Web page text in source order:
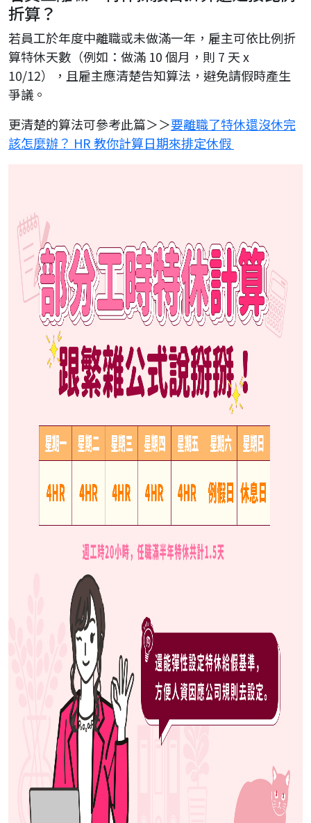
折算？
若員工於年度中離職或未做滿一年，雇主可依比例折
算特休天數（例如：做滿 10 個月，則 7 天 x
10/12），且雇主應清楚告知算法，避免請假時產生
爭議。
更清楚的算法可參考此篇＞＞要離職了特休還沒休完
該怎麼辦？ HR 教你計算日期來排定休假